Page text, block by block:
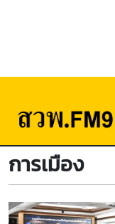
การเมือง